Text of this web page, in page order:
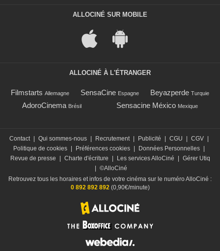
ALLOCINÉ SUR MOBILE
ALLOCINÉ À L'ÉTRANGER
Filmstarts Allemagne SensaCine Espagne Beyazperde Turquie
AdoroCinema Brésil Sensacine México Mexique
Contact Qui sommes-nous Recrutement Publicité CGU CGV
Politique de cookies
Préférences cookies Données Personnelles
Revue de presse
Charte d'écriture Les services AlloCiné
Gérer Utiq
©AlloCiné
Retrouvez tous les horaires et infos de votre cinéma sur le numéro AlloCiné :
0 892 892 892(0,90€/minute)